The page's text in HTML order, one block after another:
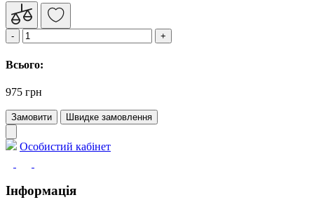
Всього:
975 грн
Замовити Швидке замовлення
Особистий кабінет
Інформація